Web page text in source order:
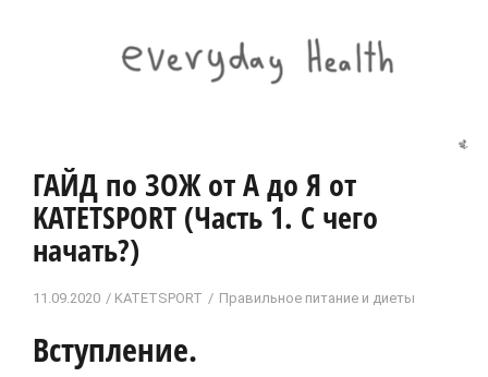
ГАЙД по ЗОЖ от А до Я от
KATETSPORT (Часть 1. С чего
начать?)
11.09.2020 KATETSPORT Правильное питание и диеты
Вступление.